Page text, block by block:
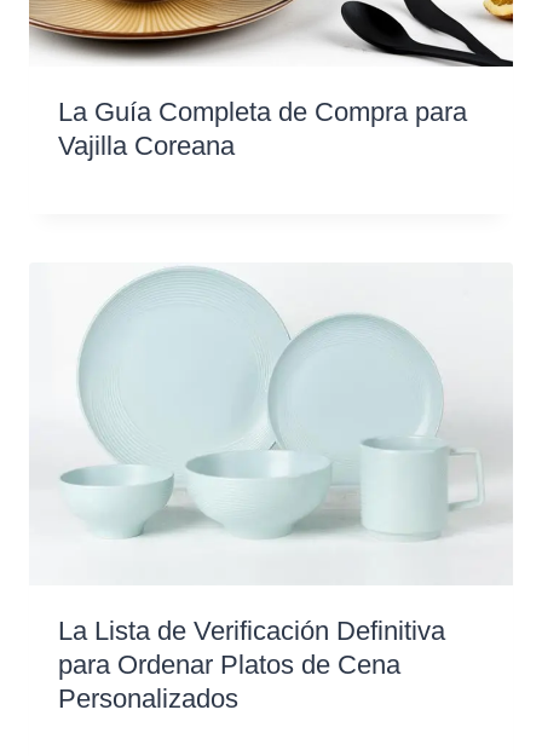
La Guía Completa de Compra para
Vajilla Coreana
La Lista de Verificación Definitiva
para Ordenar Platos de Cena
Personalizados